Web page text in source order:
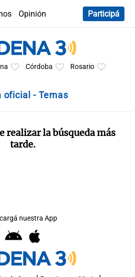
Opinión
Participá
Córdoba Rosario
oficial - Temas
realizar la búsqueda más
tarde.
nuestra App